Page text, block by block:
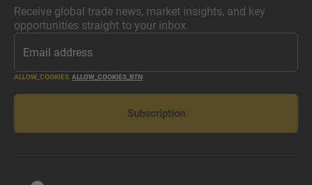
Receive global trade news, market insights, and key
opportunities straight to your inbox.
ALLOW_COOKIES ALLOW_COOKIES_BTN
Subscription